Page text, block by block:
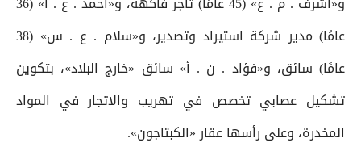
عامًا) مدير شركة استيراد وتصدير، و«سلام . ع . س» (38
عامًا) سائق، و«فؤاد . ن . أ» سائق «خارج البلاد»، بتكوين
تشكيل عصابي تخصص في تهريب والاتجار في المواد
المخدرة، وعلى رأسها عقار «الكبتاجون».